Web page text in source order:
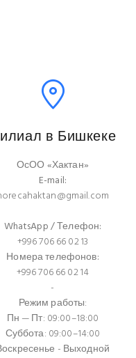
в Бишкеке
ОсОО «Хактан»
E-mail:
WhatsApp / Телефон:
+996 706 66 02 13
Номера телефонов:
+996 706 66 02 14
-
Режим работы:
Пн — Пт: 09:00–18:00
Суббота: 09:00–14:00
- Выходной